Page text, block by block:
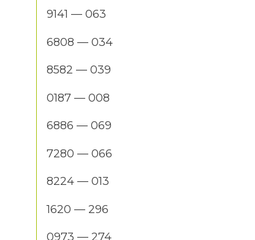
9141 — 063
6808 — 034
8582 — 039
0187 — 008
6886 — 069
7280 — 066
8224 — 013
1620 — 296
0973 — 274